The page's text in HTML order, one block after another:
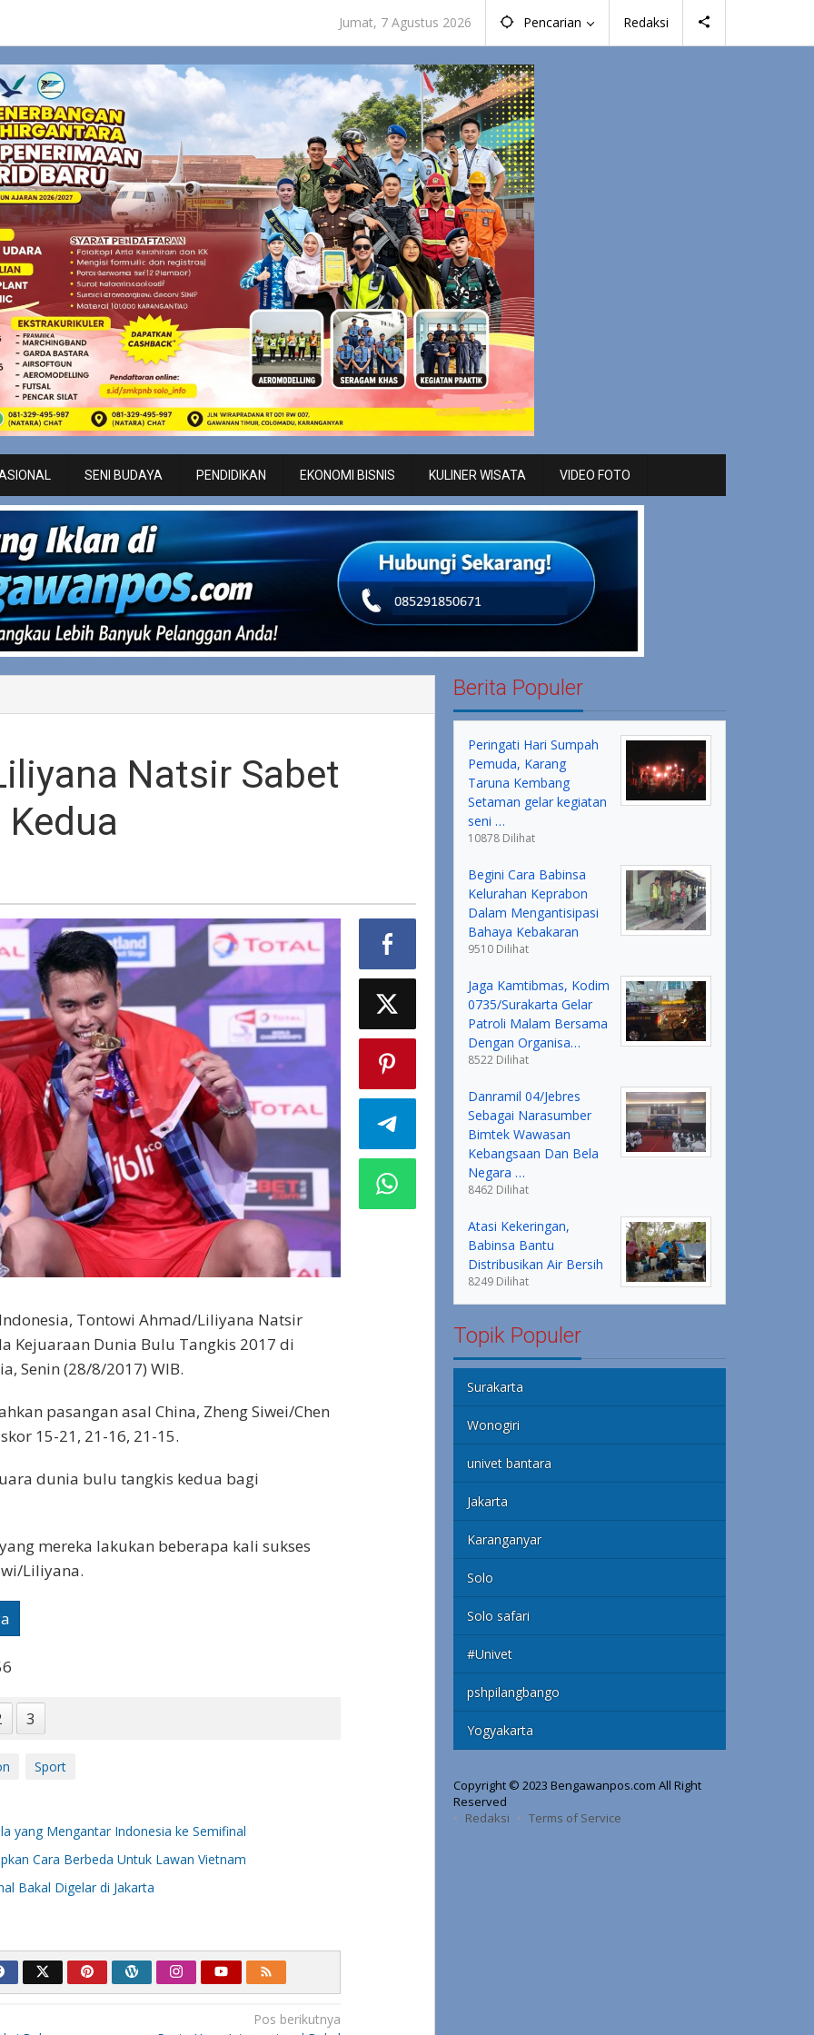
Jumat, 7 Agustus 2026 Pencarian Redaksi
SENI BUDAYA PENDIDIKAN EKONOMI BISNIS KULINER WISATA VIDEO FOTO
Natsir Sabet
Tontowi Ahmad/Liliyana Natsir
Kejuaraan Dunia Bulu Tangkis 2017 di
Senin (28/8/2017) WIB.
pasangan asal China, Zheng Siwei/Chen
15-21, 21-16, 21-15.
dunia bulu tangkis kedua bagi
mereka lakukan beberapa kali sukses
Liliyana.
3
Sport
yang Mengantar Indonesia ke Semifinal
Cara Berbeda Untuk Lawan Vietnam
Bakal Digelar di Jakarta
Pos berikutnya
Berita Populer
Peringati Hari Sumpah
Pemuda, Karang
Taruna Kembang
Setaman gelar kegiatan
seni …
10878 Dilihat
Begini Cara Babinsa
Kelurahan Keprabon
Dalam Mengantisipasi
Bahaya Kebakaran
9510 Dilihat
Jaga Kamtibmas, Kodim
0735/Surakarta Gelar
Patroli Malam Bersama
Dengan Organisa…
8522 Dilihat
Danramil 04/Jebres
Sebagai Narasumber
Bimtek Wawasan
Kebangsaan Dan Bela
Negara …
8462 Dilihat
Atasi Kekeringan,
Babinsa Bantu
Distribusikan Air Bersih
8249 Dilihat
Topik Populer
Surakarta
Wonogiri
univet bantara
Jakarta
Karanganyar
Solo
Solo safari
#Univet
pshpilangbango
Yogyakarta
Copyright © 2023 Bengawanpos.com All Right
Reserved
Redaksi
Terms of Service